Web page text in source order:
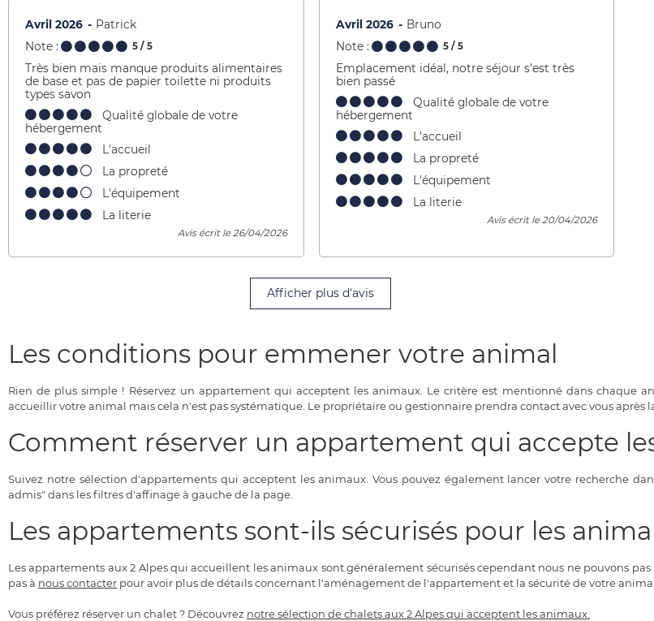
Avril 2026
Patrick
Note :
5 / 5
Très bien mais manque produits alimentaires
de base et pas de papier toilette ni produits
types savon
Qualité globale de votre
hébergement
L'accueil
La propreté
L'équipement
La literie
Avis écrit le 26/04/2026
Avril 2026
Bruno
Note :
5 / 5
Emplacement idéal, notre séjour s'est très
bien passé
Qualité globale de votre
hébergement
L'accueil
La propreté
L'équipement
La literie
Avis écrit le 20/04/2026
Afficher plus d'avis
Les conditions pour emmener votre animal
Rien de plus simple ! Réservez un appartement qui acceptent les animaux. Le critère est mentionné dans chaque
accueillir votre animal mais cela n'est pas systématique. Le propriétaire ou gestionnaire prendra contact avec vous après
Comment réserver un appartement qui accepte
Suivez notre sélection d'appartements qui acceptent les animaux. Vous pouvez également lancer votre recherche
admis" dans les filtres d'affinage à gauche de la page.
Les appartements sont-ils sécurisés pour les
Les appartements aux 2 Alpes qui accueillent les animaux sont généralement sécurisés cependant nous ne pouvons
pas à nous contacter pour avoir plus de détails concernant l'aménagement de l'appartement et la sécurité de votre
Vous préférez réserver un chalet ? Découvrez notre sélection de chalets aux 2 Alpes qui acceptent les animaux.